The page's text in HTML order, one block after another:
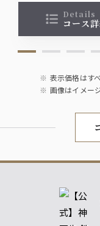
details
コース
表示価格はす
画像はイメー